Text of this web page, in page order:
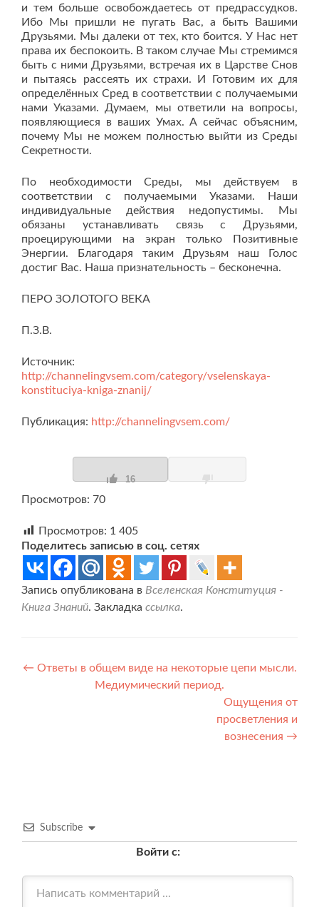
и тем больше освобождаетесь от предрассудков.
Ибо Мы пришли не пугать Вас, а быть Вашими
Друзьями. Мы далеки от тех, кто боится. У Нас нет
права их беспокоить. В таком случае Мы стремимся
быть с ними Друзьями, встречая их в Царстве Снов
и пытаясь рассеять их страхи. И Готовим их для
определённых Сред в соответствии с получаемыми
нами Указами. Думаем, мы ответили на вопросы,
появляющиеся в ваших Умах. А сейчас объясним,
почему Мы не можем полностью выйти из Среды
Секретности.
По необходимости Среды, мы действуем в
соответствии с получаемыми Указами. Наши
индивидуальные действия недопустимы. Мы
обязаны устанавливать связь с Друзьями,
проецирующими на экран только Позитивные
Энергии. Благодаря таким Друзьям наш Голос
достиг Вас. Наша признательность – бесконечна.
ПЕРО ЗОЛОТОГО ВЕКА
П.З.В.
Источник:
http://channelingvsem.com/category/vselenskaya-
konstituciya-kniga-znanij/
Публикация: http://channelingvsem.com/
16
Просмотров: 70
Просмотров: 1 405
Поделитесь записью в соц. сетях
Запись опубликована в Вселенская Конституция -
Книга Знаний. Закладка ссылка.
Навигация
← Ответы в общем виде на некоторые цепи мысли.
Медиумический период.
Ощущения от
просветления и
вознесения →
Subscribe
Войти с: